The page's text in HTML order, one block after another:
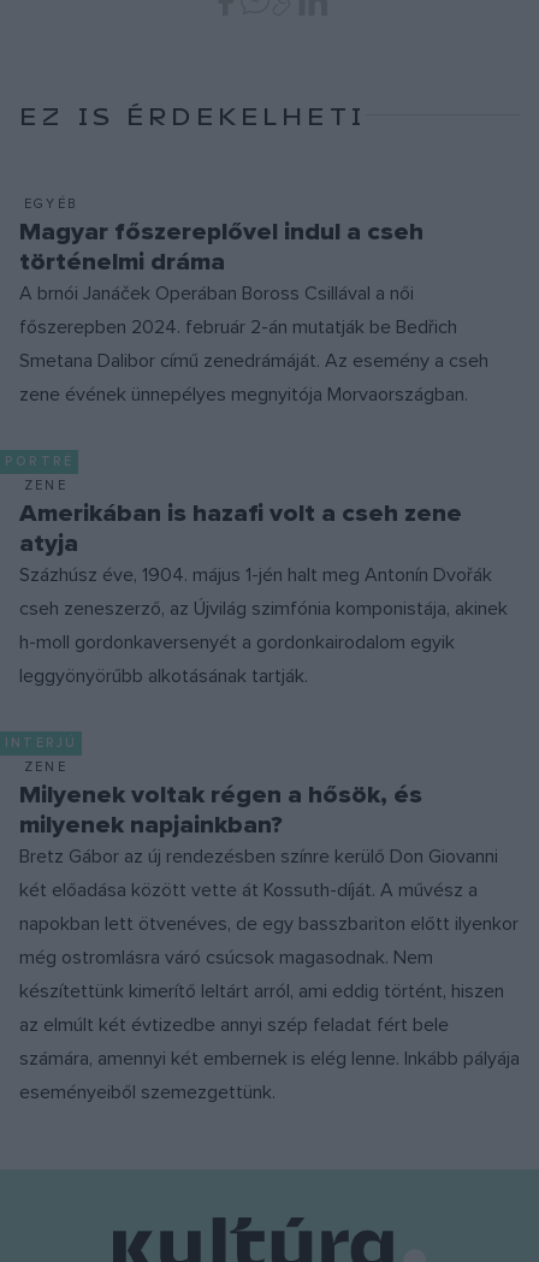
EZ IS ÉRDEKELHETI
EGYÉB
Magyar főszereplővel indul a cseh
történelmi dráma
A brnói Janáček Operában Boross Csillával a női
főszerepben 2024. február 2-án mutatják be Bedřich
Smetana Dalibor című zenedrámáját. Az esemény a cseh
zene évének ünnepélyes megnyitója Morvaországban.
PORTRÉ
ZENE
Amerikában is hazafi volt a cseh zene
atyja
Százhúsz éve, 1904. május 1-jén halt meg Antonín Dvořák
cseh zeneszerző, az Újvilág szimfónia komponistája, akinek
h-moll gordonkaversenyét a gordonkairodalom egyik
leggyönyörűbb alkotásának tartják.
INTERJÚ
ZENE
Milyenek voltak régen a hősök, és
milyenek napjainkban?
Bretz Gábor az új rendezésben színre kerülő Don Giovanni
két előadása között vette át Kossuth-díját. A művész a
napokban lett ötvenéves, de egy basszbariton előtt ilyenkor
még ostromlásra váró csúcsok magasodnak. Nem
készítettünk kimerítő leltárt arról, ami eddig történt, hiszen
az elmúlt két évtizedbe annyi szép feladat fért bele
számára, amennyi két embernek is elég lenne. Inkább pályája
eseményeiből szemezgettünk.